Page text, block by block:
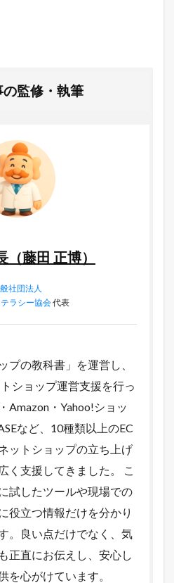
の監修・執筆
（藤田 正博）
社団法人
ラシー協会代表
プの教科書」を運営し、
ショップ運営支援を行っ
Amazon・Yahoo!ショッ
など、10種類以上のEC
ットショップの立ち上げ
く支援してきました。 こ
試したツールや現場での
役立つ情報だけを分かり
。良い点だけでなく、気
正直にお伝えし、安心し
を心がけています。